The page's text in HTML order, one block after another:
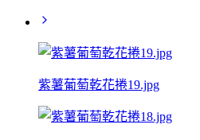
紫薯葡萄乾花捲19.jpg